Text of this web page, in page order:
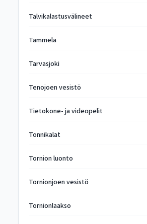
Talvikalastusvälineet
Tammela
Tarvasjoki
Tenojoen vesistö
Tietokone- ja videopelit
Tonnikalat
Tornion luonto
Tornionjoen vesistö
Tornionlaakso